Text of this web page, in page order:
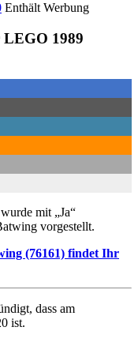
Enthält Werbung
1989
mit „Ja“
vorgestellt.
(76161) findet Ihr
dass am
ist.